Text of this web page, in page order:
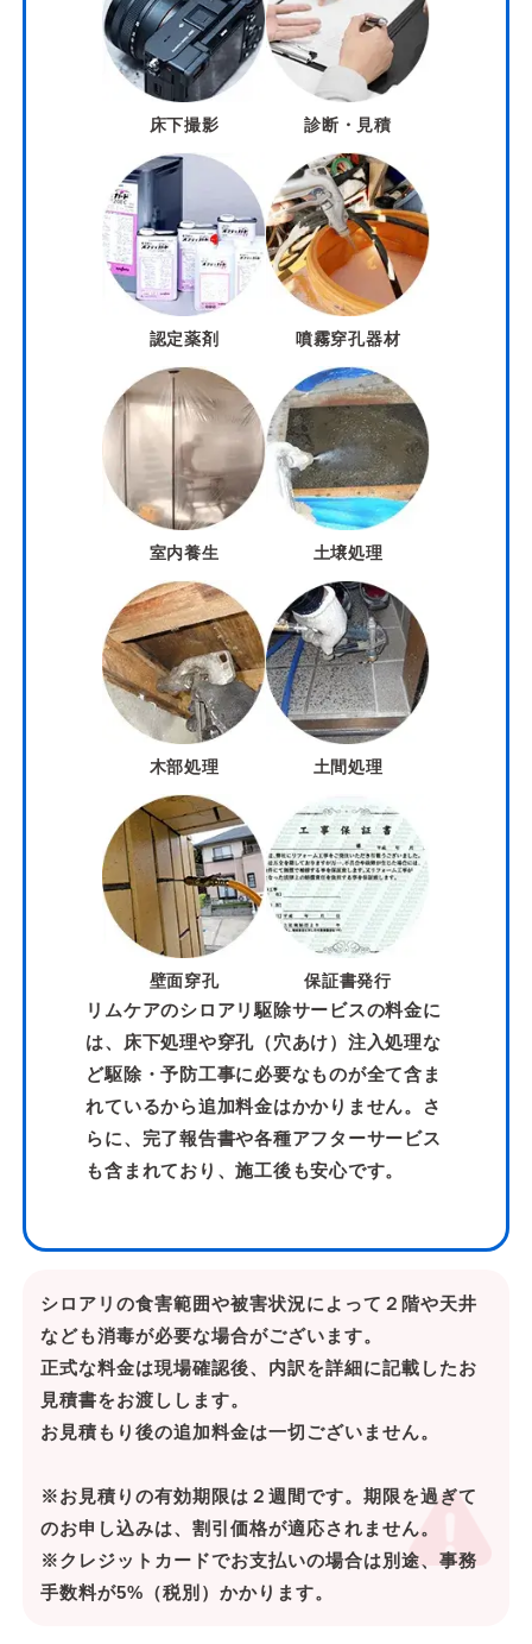
床下撮影 診断・見積
認定薬剤 噴霧穿孔器材
室内養生 土壌処理
木部処理 土間処理
壁面穿孔 保証書発行
リムケアのシロアリ駆除サービスの料金に
は、床下処理や穿孔（穴あけ）注入処理な
ど駆除・予防工事に必要なものが全て含ま
れているから追加料金はかかりません。さ
らに、完了報告書や各種アフターサービス
も含まれており、施工後も安心です。
シロアリの食害範囲や被害状況によって２階や天井
なども消毒が必要な場合がございます。
正式な料金は現場確認後、内訳を詳細に記載したお
見積書をお渡しします。
お見積もり後の追加料金は一切ございません。
※お見積りの有効期限は２週間です。期限を過ぎて
のお申し込みは、割引価格が適応されません。
※クレジットカードでお支払いの場合は別途、事務
手数料が5%（税別）かかります。